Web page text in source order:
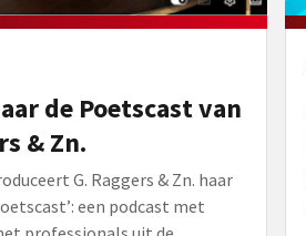
de Poetscast van
& Zn.
G. Raggers & Zn. haar
een podcast met